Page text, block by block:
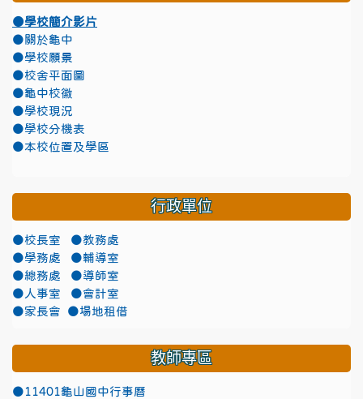
●學校簡介影片
●關於龜中
●學校願景
●校舍平面圖
●龜中校徽
●學校現況
●學校分機表
●本校位置及學區
行政單位
●校長室
●教務處
●學務處
●輔導室
●總務處
●導師室
●人事室
●會計室
●家長會
●場地租借
教師專區
●11401龜山國中行事曆